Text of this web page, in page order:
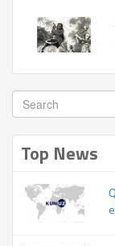
Top News